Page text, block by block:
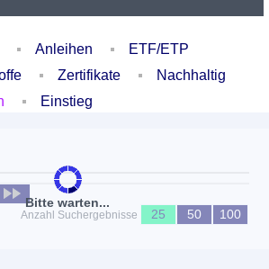
Anleihen
ETF/ETP
Zertifikate
Nachhaltig
Einstieg
Bitte warten...
Anzahl Suchergebnisse
25 50 100